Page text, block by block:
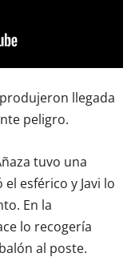
llegada
peligro.
tuvo una
esférico y Javi lo
En la
lo recogería
al poste.